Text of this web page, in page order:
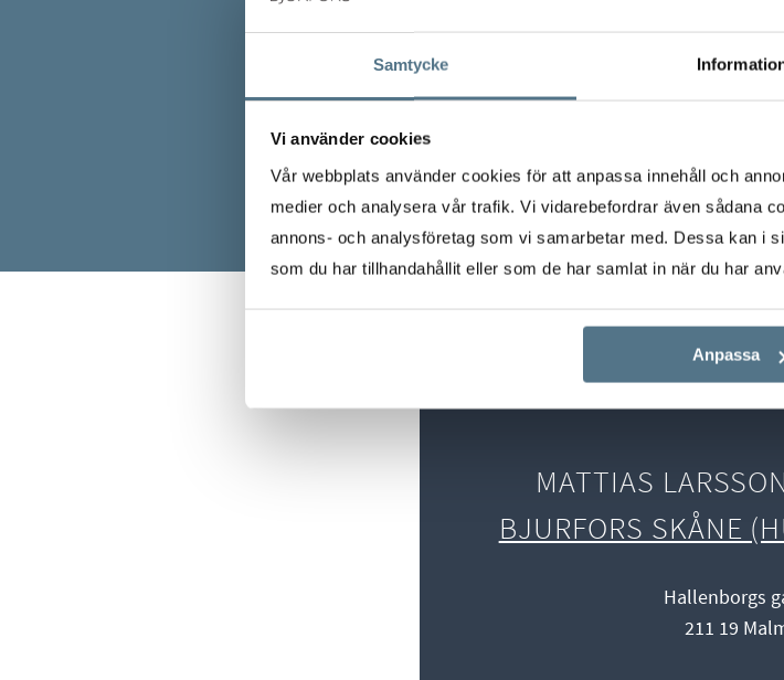
Samtycke
Vi använder cookies
Vår webbplats använder cookies för att anpassa innehåll och
medier och analysera vår trafik. Vi vidarebefordrar även sådana
annons- och analysföretag som vi samarbetar med. Dessa kan i
som du har tillhandahållit eller som de har samlat in när du har
Anpassa
Start Våra mäklare
MATTIAS
BJURFORS SKÅNE
Hallenborgs
211 19